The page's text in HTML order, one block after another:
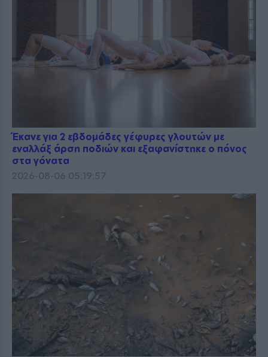
Έκανε για 2 εβδομάδες γέφυρες γλουτών με
εναλλάξ άρση ποδιών και εξαφανίστηκε ο πόνος
στα γόνατα
2026-08-06 05:19:57